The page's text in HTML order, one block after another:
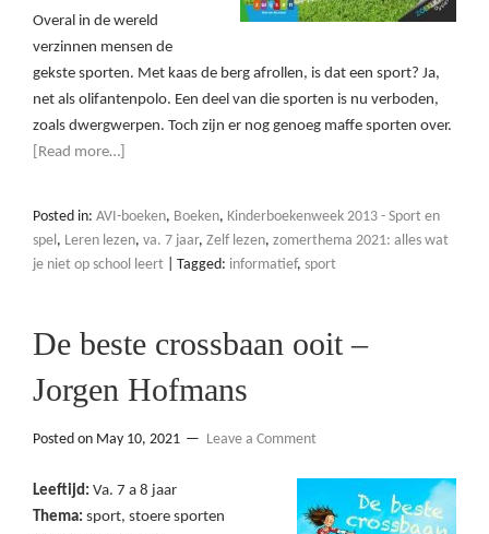
Overal in de wereld
verzinnen mensen de
gekste sporten. Met kaas de berg afrollen, is dat een sport? Ja,
net als olifantenpolo. Een deel van die sporten is nu verboden,
zoals dwergwerpen. Toch zijn er nog genoeg maffe sporten over.
[Read more…]
Posted in: AVI-boeken, Boeken, Kinderboekenweek 2013 - Sport en
spel, Leren lezen, va. 7 jaar, Zelf lezen, zomerthema 2021: alles wat
je niet op school leert
Tagged: informatief, sport
De beste crossbaan ooit –
Jorgen Hofmans
Posted on May 10, 2021 Leave a Comment
Leeftijd: Va. 7 a 8 jaar
Thema: sport, stoere sporten